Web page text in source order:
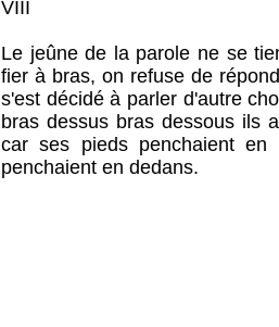
VIII
Le jeûne de la parole ne se
fier à bras, on refuse de
s'est décidé à parler d'autre
bras dessus bras dessous ils
car ses pieds penchaient
penchaient en dedans.